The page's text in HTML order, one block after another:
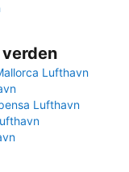
Lufthavn
Lufthavn